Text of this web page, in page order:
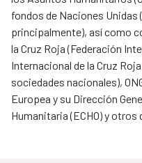
fondos de Naciones Unidas
principalmente), así como
la Cruz Roja (Federación
Internacional de la Cruz
sociedades nacionales),
Europea y su Dirección
Humanitaria (ECHO) y otros